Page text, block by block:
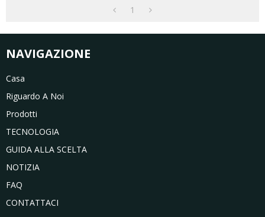
1
NAVIGAZIONE
Casa
Riguardo A Noi
Prodotti
TECNOLOGIA
GUIDA ALLA SCELTA
NOTIZIA
FAQ
CONTATTACI